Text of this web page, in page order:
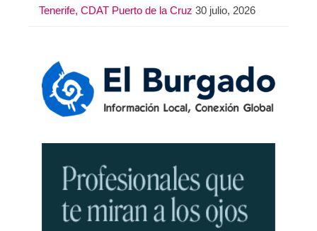
Tenerife, CDAT Puerto de la Cruz 30 julio, 2026